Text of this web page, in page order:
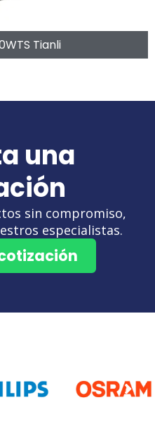
Tianli
una
sin compromiso,
especialistas.